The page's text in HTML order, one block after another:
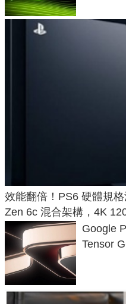
效能翻倍！PS6 硬體規
Zen 6c 混合架構，4K
Google
Tensor